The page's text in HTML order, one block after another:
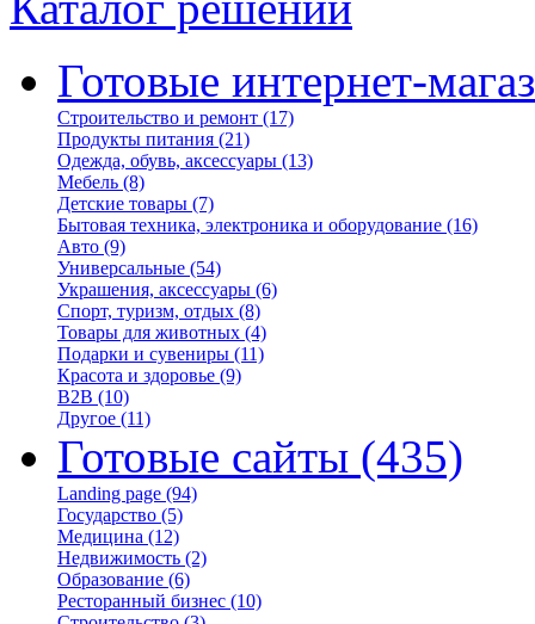
Готовые интернет-
Строительство и ремонт (17)
Продукты питания (21)
Одежда, обувь, аксессуары (13)
Мебель (8)
Детские товары (7)
Бытовая техника, электроника и оборудование (16)
Авто (9)
Универсальные (54)
Украшения, аксессуары (6)
Спорт, туризм, отдых (8)
Товары для животных (4)
Подарки и сувениры (11)
Красота и здоровье (9)
B2B (10)
Другое (11)
Готовые сайты (435)
Landing page (94)
Государство (5)
Медицина (12)
Недвижимость (2)
Образование (6)
Ресторанный бизнес (10)